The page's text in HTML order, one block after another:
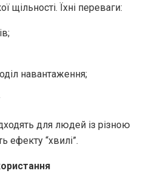
щільності. Їхні переваги:
навантаження;
для людей із різною
ефекту “хвилі”.